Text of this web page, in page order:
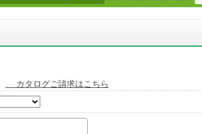
カタログご請求はこちら